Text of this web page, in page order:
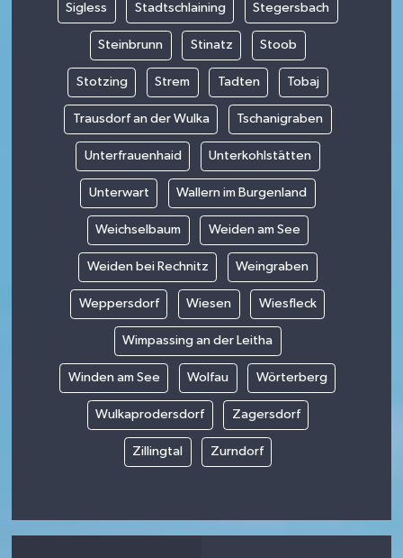
Sigless Stadtschlaining Stegersbach
Steinbrunn Stinatz Stoob
Stotzing Strem Tadten Tobaj
Trausdorf an der Wulka Tschanigraben
Unterfrauenhaid Unterkohlstätten
Unterwart Wallern im Burgenland
Weichselbaum Weiden am See
Weiden bei Rechnitz Weingraben
Weppersdorf Wiesen Wiesfleck
Wimpassing an der Leitha
Winden am See Wolfau Wörterberg
Wulkaprodersdorf Zagersdorf
Zillingtal Zurndorf